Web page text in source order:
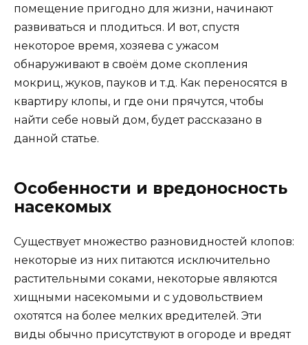
помещение пригодно для жизни, начинают
развиваться и плодиться. И вот, спустя
некоторое время, хозяева с ужасом
обнаруживают в своём доме скопления
мокриц, жуков, пауков и т.д. Как переносятся в
квартиру клопы, и где они прячутся, чтобы
найти себе новый дом, будет рассказано в
данной статье.
Особенности и вредоносность
насекомых
Существует множество разновидностей клопов:
некоторые из них питаются исключительно
растительными соками, некоторые являются
хищными насекомыми и с удовольствием
охотятся на более мелких вредителей. Эти
виды обычно присутствуют в огороде и вредят